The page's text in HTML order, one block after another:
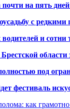
на пять
с
и
под
фестиваль
как грамотно